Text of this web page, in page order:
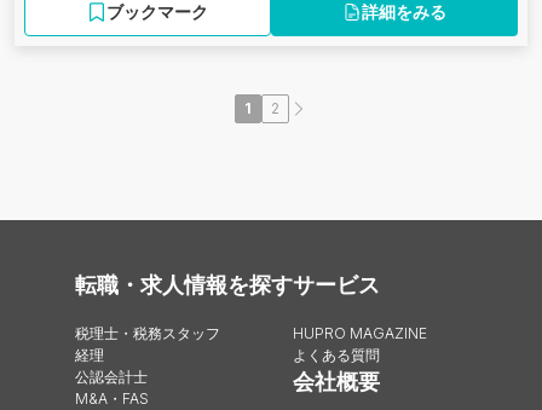
ブックマーク 詳細をみる
1 2
転職・求人情報を探す
税理士・税務スタッフ
経理
公認会計士
M&A・FAS
サービス
HUPRO MAGAZINE
よくある質問
会社概要